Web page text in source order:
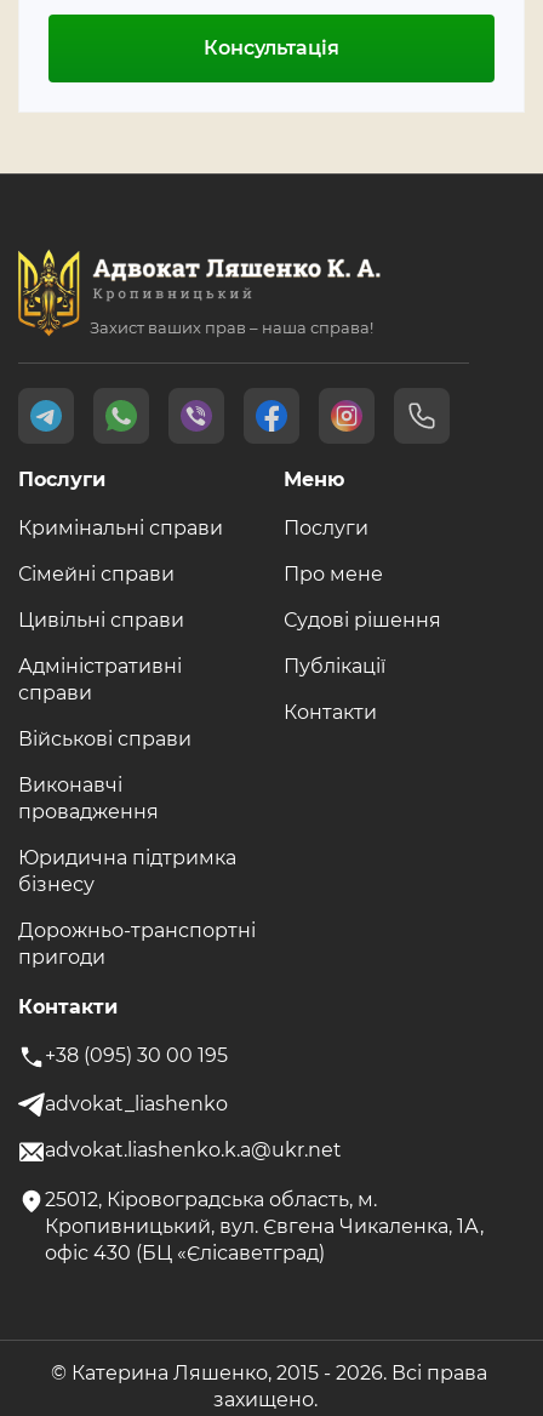
Консультація
Захист ваших прав – наша справа!
Меню
Послуги
Про мене
Судові рішення
Публікації
Контакти
Послуги
Кримінальні справи
Сімейні справи
Цивільні справи
Адміністративні
справи
Військові справи
Виконавчі
провадження
Юридична підтримка
бізнесу
Дорожньо-транспортні
пригоди
Контакти
+38 (095) 30 00 195
advokat_liashenko
advokat.liashenko.k.a@ukr.net
25012, Кіровоградська область, м.
Кропивницький, вул. Євгена Чикаленка, 1А,
офіс 430 (БЦ «Єлісаветград)
© Катерина Ляшенко, 2015 - 2026. Всі права
захищено.